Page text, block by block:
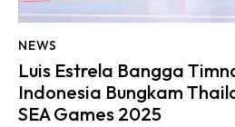
NEWS
Luis Estrela Bangga
Indonesia Bungkam
SEA Games 2025